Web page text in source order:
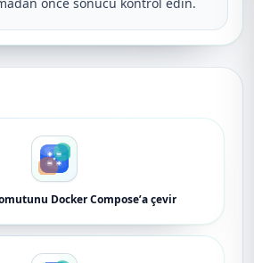
Docker Compose’a çevir